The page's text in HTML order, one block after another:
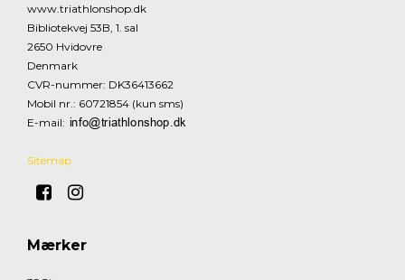
www.triathlonshop.dk
Bibliotekvej 53B, 1. sal
2650 Hvidovre
Denmark
CVR-nummer: DK36413662
Mobil nr. : 60721854 (kun sms)
E-mail:
Sitemap
Mærker